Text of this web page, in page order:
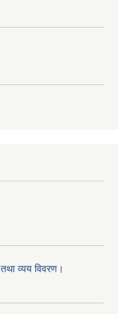
व्यय विवरण।